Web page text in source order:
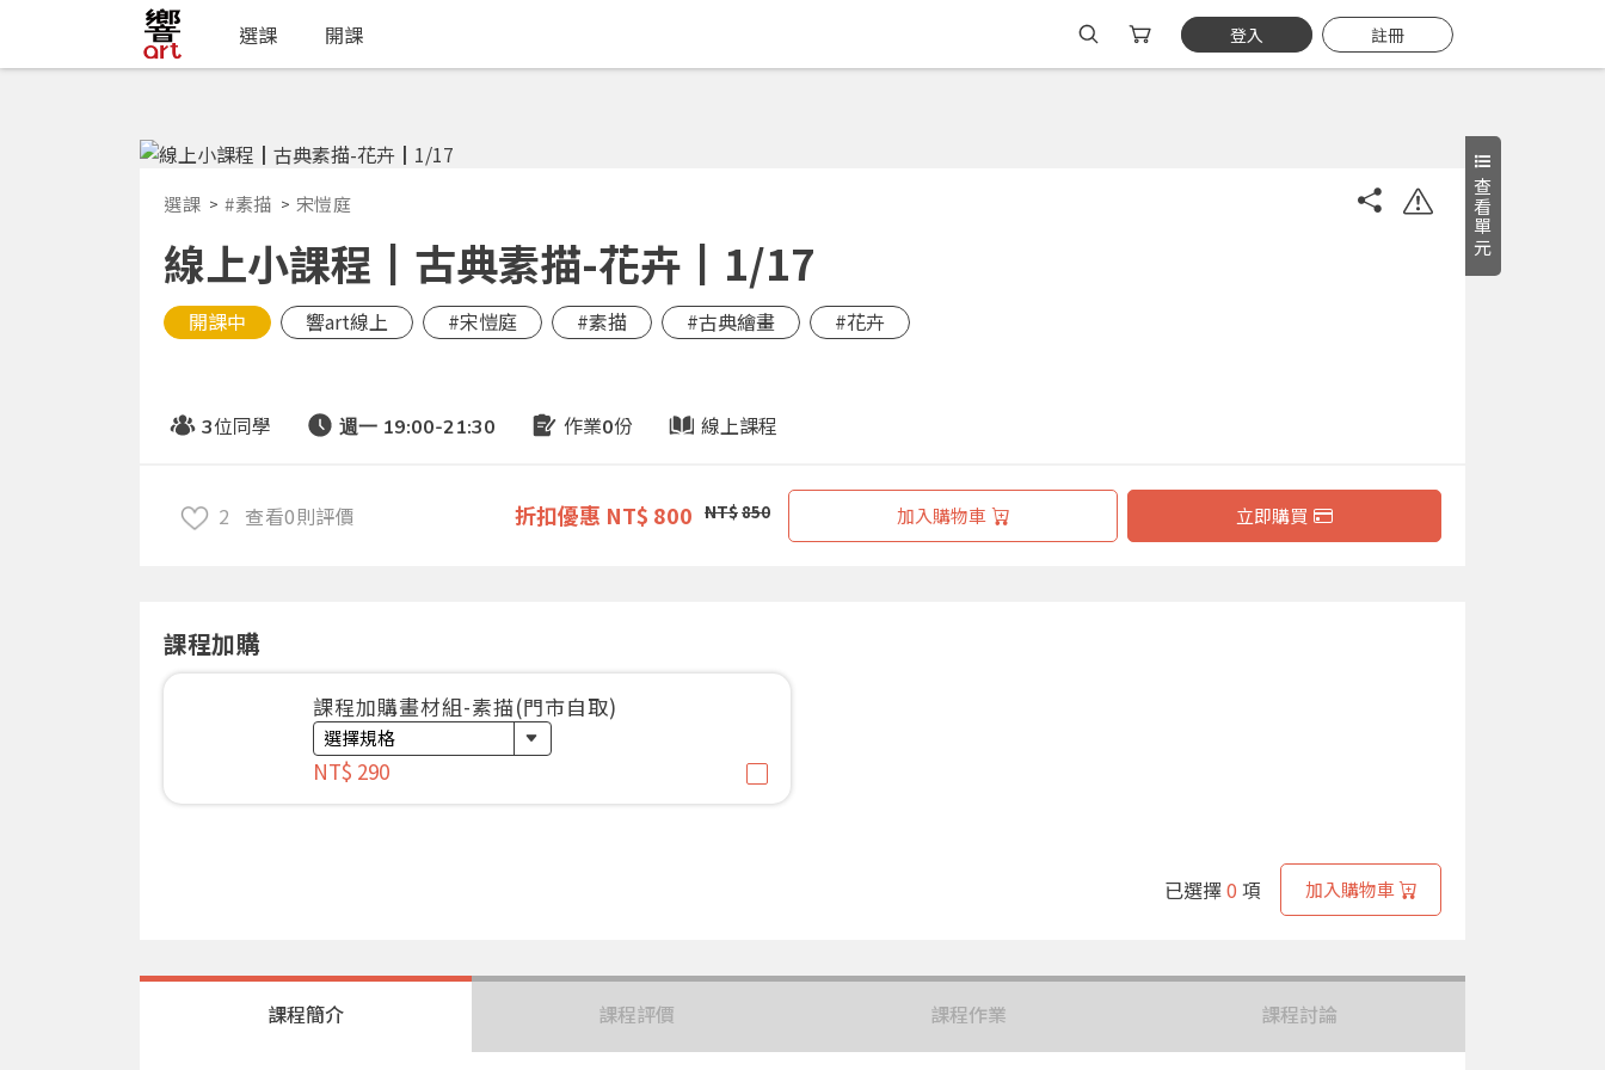
選課 開課 登入 註冊
查看單元
選課 #素描 宋愷庭
線上小課程┃古典素描-花卉┃1/17
開課中 響art線上 #宋愷庭 #素描 #古典繪畫 #花卉
3位同學 週一 19:00-21:30 作業0份 線上課程
2 查看0則評價 折扣優惠 NT$ 800 NT$850 加入購物車 立即購買
課程加購
課程加購畫材組-素描(門市自取)
NT$ 290
已選擇0 項 加入購物車
課程簡介 課程評價 課程作業 課程討論